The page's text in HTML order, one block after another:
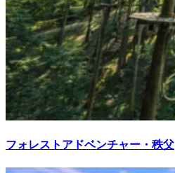
フォレストアドベンチャー・秩父